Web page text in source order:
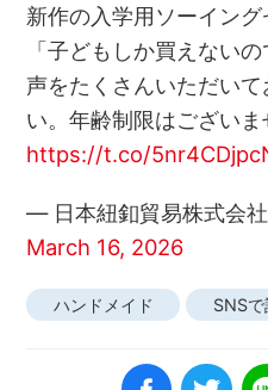
新作の入学用ソーイング
「子どもしか買えない
声をたくさんいただい
い。年齢制限はござい
https://t.co/
— 日本紐釦貿易株式会
March 16, 2026
ハンドメイド SNSで